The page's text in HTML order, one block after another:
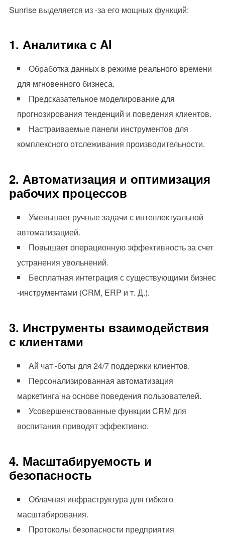
Sunrise выделяется из -за его мощных функций:
1. Аналитика с AI
Обработка данных в режиме реального времени
для мгновенного бизнеса.
Предсказательное моделирование для
прогнозирования тенденций и поведения клиентов.
Настраиваемые панели инструментов для
комплексного отслеживания производительности.
2. Автоматизация и оптимизация
рабочих процессов
Уменьшает ручные задачи с интеллектуальной
автоматизацией.
Повышает операционную эффективность за счет
устранения увольнений.
Бесплатная интеграция с существующими бизнес
-инструментами (CRM, ERP и т. Д.).
3. Инструменты взаимодействия
с клиентами
Ай чат -боты для 24/7 поддержки клиентов.
Персонализированная автоматизация
маркетинга на основе поведения пользователей.
Усовершенствованные функции CRM для
воспитания приводят эффективно.
4. Масштабируемость и
безопасность
Облачная инфраструктура для гибкого
масштабирования.
Протоколы безопасности предприятия